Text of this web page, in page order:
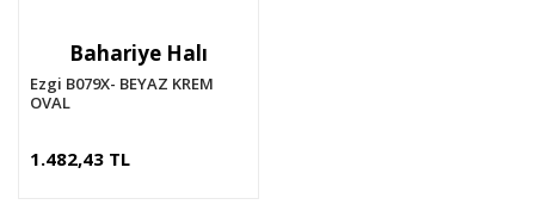
Bahariye Halı
Ezgi B079X- BEYAZ KREM
OVAL
1.482,43 TL